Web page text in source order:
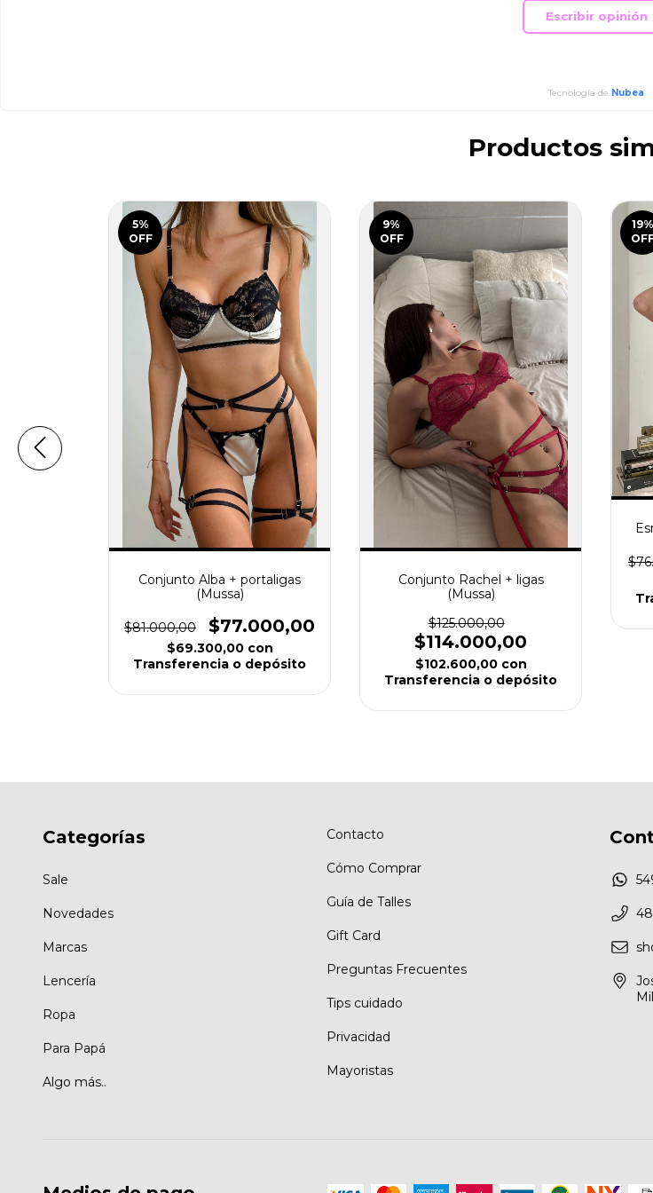
Escribir opinión
Tecnología de Nubea
Productos
5%
OFF
Conjunto Alba + portaligas
(Mussa)
$81.000,00 $77.000,00
$69.300,00 con
Transferencia o depósito
9%
OFF
Conjunto Rachel + ligas
(Mussa)
$125.000,00
$114.000,00
$102.600,00 con
Transferencia o depósito
19%
Categorías
Sale
Novedades
Marcas
Lencería
Ropa
Para Papá
Algo más..
Contacto
Cómo Comprar
Guía de Talles
Gift Card
Preguntas Frecuentes
Tips cuidado
Privacidad
Mayoristas